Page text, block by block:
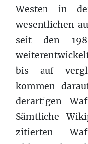
Westen in
wesentlichen
seit den
bis auf
kommen
derartigen
Sämtliche
zitierten